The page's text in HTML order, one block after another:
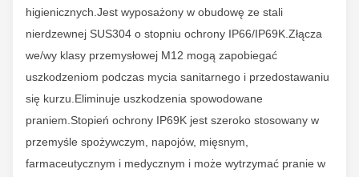
higienicznych. Jest wyposażony w obudowę ze stali
nierdzewnej SUS304 o stopniu ochrony IP66/IP69K. Złącza
we/wy klasy przemysłowej M12 mogą zapobiegać
uszkodzeniom podczas mycia sanitarnego i przedostawaniu
się kurzu. Eliminuje uszkodzenia spowodowane
praniem. Stopień ochrony IP69K jest szeroko stosowany w
przemyśle spożywczym, napojów, mięsnym,
farmaceutycznym i medycznym i może wytrzymać pranie w